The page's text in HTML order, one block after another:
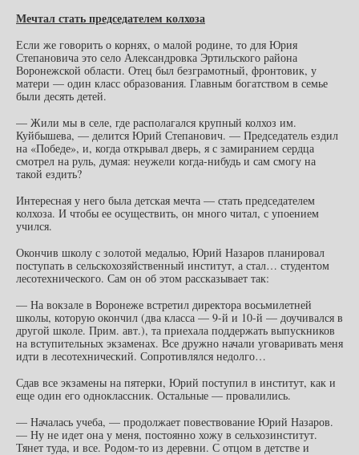
Мечтал стать председателем колхоза
Если же говорить о корнях, о малой родине, то для Юрия
Степановича это село Александровка Эртильского района
Воронежской области. Отец был безграмотный, фронтовик, у
матери — один класс образования. Главным богатством в семье
были десять детей.
— Жили мы в селе, где располагался крупный колхоз им.
Куйбышева, — делится Юрий Степанович. — Председатель ездил
на «Победе», и, когда открывал дверь, я с замиранием сердца
смотрел на руль, думая: неужели когда-нибудь и сам смогу на
такой ездить?
Интересная у него была детская мечта — стать председателем
колхоза. И чтобы ее осуществить, он много читал, с упоением
учился.
Окончив школу с золотой медалью, Юрий Назаров планировал
поступать в сельскохозяйственный институт, а стал… студентом
лесотехнического. Сам он об этом рассказывает так:
— На вокзале в Воронеже встретил директора восьмилетней
школы, которую окончил (два класса — 9-й и 10-й — доучивался в
другой школе. Прим. авт.), та приехала поддержать выпускников
на вступительных экзаменах. Все дружно начали уговаривать меня
идти в лесотехнический. Сопротивлялся недолго…
Сдав все экзамены на пятерки, Юрий поступил в институт, как и
еще один его одноклассник. Остальные — провалились.
— Началась учеба, — продолжает повествование Юрий Назаров.
— Ну не идет она у меня, постоянно хожу в сельхозинститут.
Тянет туда, и все. Родом-то из деревни. С отцом в детстве и